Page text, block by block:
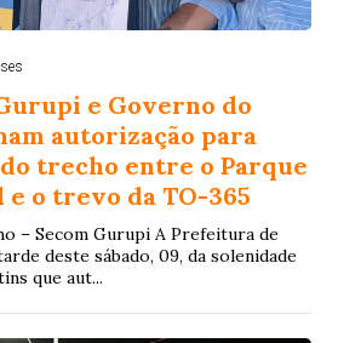
e Governo do
autorização para
trecho entre o Parque
o trevo da TO-365
– Secom Gurupi A Prefeitura de
deste sábado, 09, da solenidade
que aut...